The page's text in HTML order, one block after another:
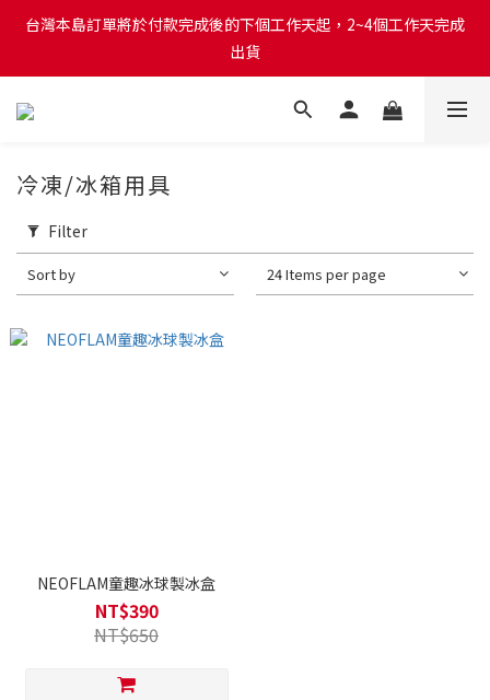
台灣本島訂單將於付款完成後的下個工作天起，2~4個工作天完成
出貨
台灣本島訂單將於付款完成後的下個工作天起，2~4個工作天完成
出貨
台灣本島消費滿$999免運費
台灣本島訂單將於付款完成後的下個工作天起，2~4個工作天完成
冷凍/冰箱用具
Filter
Sort by 24 Items per page
NEOFLAM童趣冰球製冰盒
NT$390
NT$650